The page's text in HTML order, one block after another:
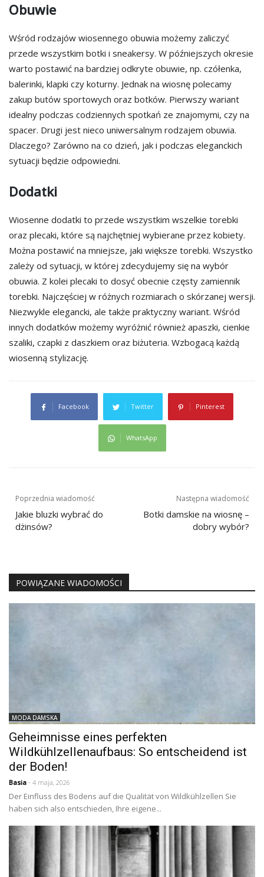
Obuwie
Wśród rodzajów wiosennego obuwia możemy zaliczyć
przede wszystkim botki i sneakersy. W późniejszych okresie
warto postawić na bardziej odkryte obuwie, np. czółenka,
balerinki, klapki czy koturny. Jednak na wiosnę polecamy
zakup butów sportowych oraz botków. Pierwszy wariant
idealny podczas codziennych spotkań ze znajomymi, czy na
spacer. Drugi jest nieco uniwersalnym rodzajem obuwia.
Dlaczego? Zarówno na co dzień, jak i podczas eleganckich
sytuacji będzie odpowiedni.
Dodatki
Wiosenne dodatki to przede wszystkim wszelkie torebki
oraz plecaki, które są najchętniej wybierane przez kobiety.
Można postawić na mniejsze, jaki większe torebki. Wszystko
zależy od sytuacji, w której zdecydujemy się na wybór
obuwia. Z kolei plecaki to dosyć obecnie częsty zamiennik
torebki. Najczęściej w różnych rozmiarach o skórzanej wersji.
Niezwykle elegancki, ale także praktyczny wariant. Wśród
innych dodatków możemy wyróżnić również apaszki, cienkie
szaliki, czapki z daszkiem oraz biżuteria. Wzbogacą każdą
wiosenną stylizację.
Facebook Twitter Pinterest
WhatsApp
Nawigacja
wpisu
Poprzednia wiadomość
Jakie bluzki wybrać do
dżinsów?
Następna wiadomość
Botki damskie na wiosnę –
dobry wybór?
POWIĄZANE WIADOMOŚCI
MODA DAMSKA
Geheimnisse eines perfekten
Wildkühlzellenaufbaus: So entscheidend ist
der Boden!
Basia - 4 maja, 2026
Der Einfluss des Bodens auf die Qualität von Wildkühlzellen Sie
haben sich also entschieden, Ihre eigene...